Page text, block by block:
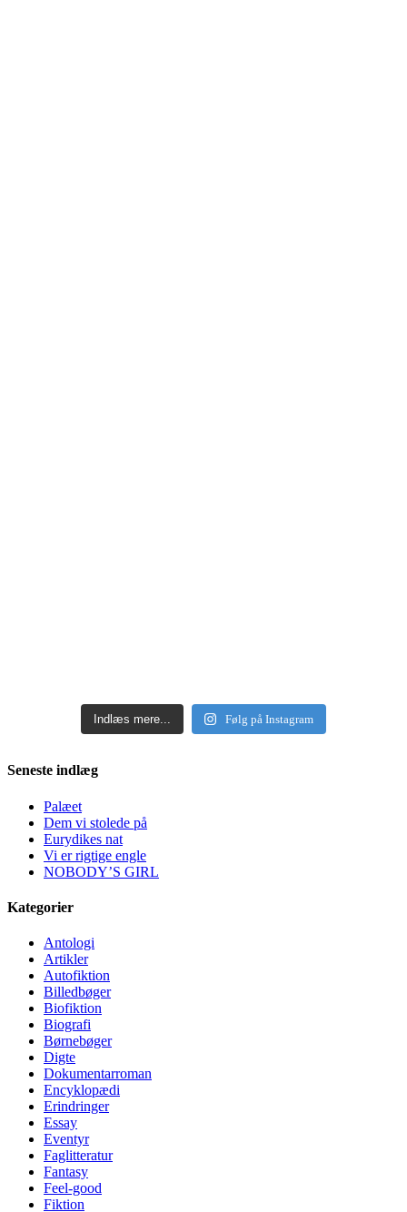
Indlæs mere... Følg på Instagram
Seneste indlæg
Palæet
Dem vi stolede på
Eurydikes nat
Vi er rigtige engle
NOBODY’S GIRL
Kategorier
Antologi
Artikler
Autofiktion
Billedbøger
Biofiktion
Biografi
Børnebøger
Digte
Dokumentarroman
Encyklopædi
Erindringer
Essay
Eventyr
Faglitteratur
Fantasy
Feel-good
Fiktion